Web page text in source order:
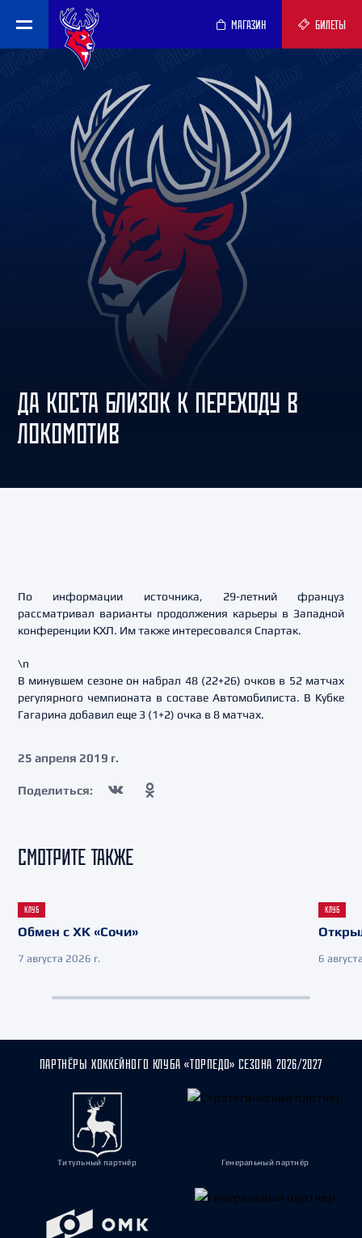
МАГАЗИН БИЛЕТЫ
ДА КОСТА БЛИЗОК К ПЕРЕХОДУ В
ЛОКОМОТИВ
По информации источника, 29-летний француз
рассматривал варианты продолжения карьеры в Западной
конференции КХЛ. Им также интересовался Спартак.
\n
В минувшем сезоне он набрал 48 (22+26) очков в 52 матчах
регулярного чемпионата в составе Автомобилиста. В Кубке
Гагарина добавил еще 3 (1+2) очка в 8 матчах.
25 апреля 2019 г.
Поделиться:
СМОТРИТЕ ТАКЖЕ
КЛУБ
Обмен с ХК «Сочи»
7 августа 2026 г.
КЛУБ
6
ПАРТНЁРЫ ХОККЕЙНОГО КЛУБА «ТОРПЕДО» СЕЗОНА 2026/2027
Титульный партнёр Генеральный партнёр